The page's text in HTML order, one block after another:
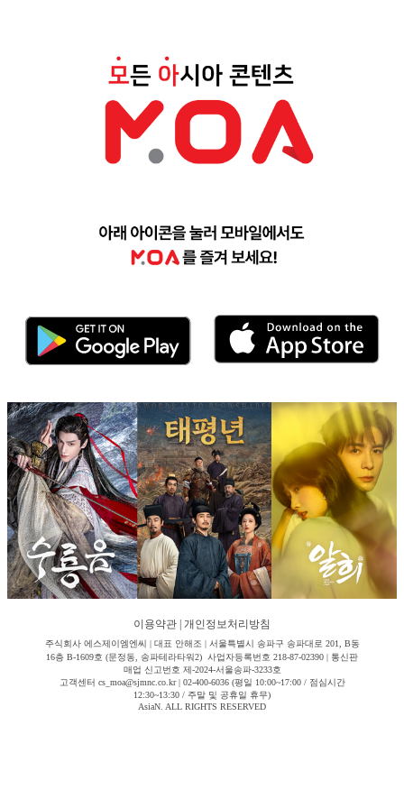
이용약관 개인정보처리방침
주식회사 에스제이엠엔씨 | 대표 안해조 | 서울특별시 송파구 송파대로 201, B동
16층 B-1609호 (문정동, 송파테라타워2) 사업자등록번호 218-87-02390 | 통신판
매업 신고번호 제-2024-서울송파-3233호
고객센터 cs_moa@sjmnc.co.kr | 02-400-6036 (평일 10:00~17:00 / 점심시간
12:30~13:30 / 주말 및 공휴일 휴무)
AsiaN. ALL RIGHTS RESERVED